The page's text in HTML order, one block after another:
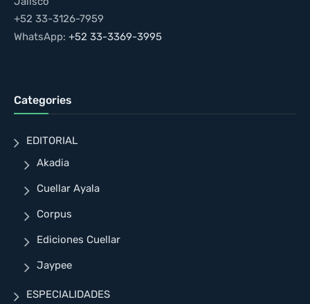
+52 33-3126-7959
WhatsApp: +52 33-3369-3995
Categories
EDITORIAL
Akadia
Cuellar Ayala
Corpus
Ediciones Cuellar
Jaypee
ESPECIALIDADES